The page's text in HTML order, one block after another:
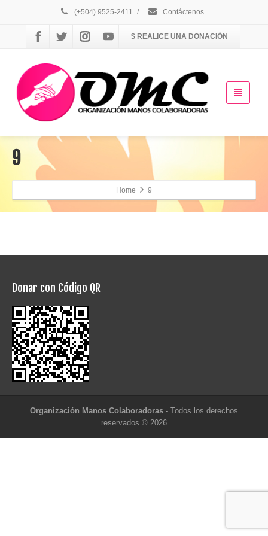
(+504) 9525-2411 / Contáctenos
$ REALICE UNA DONACIÓN
9
Home 9
Donar con Código QR
Organización Manos Colaboradoras - Todos los derechos
reservados © 2026